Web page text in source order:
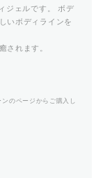
ジェルです。 ボデ
いボディラインを
されます。
のページからご購入し